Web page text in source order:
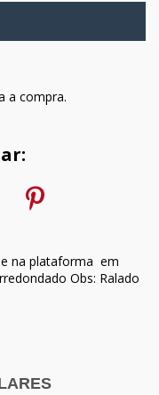
a compra.
na plataforma em
Obs: Ralado